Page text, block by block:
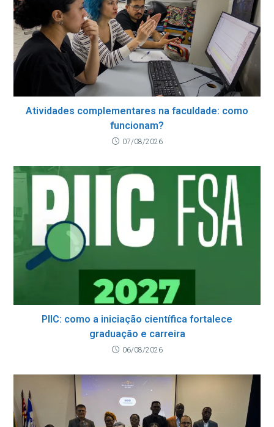
Atividades complementares na faculdade: como
funcionam?
07/08/2026
PIIC: como a iniciação científica fortalece
graduação e carreira
06/08/2026